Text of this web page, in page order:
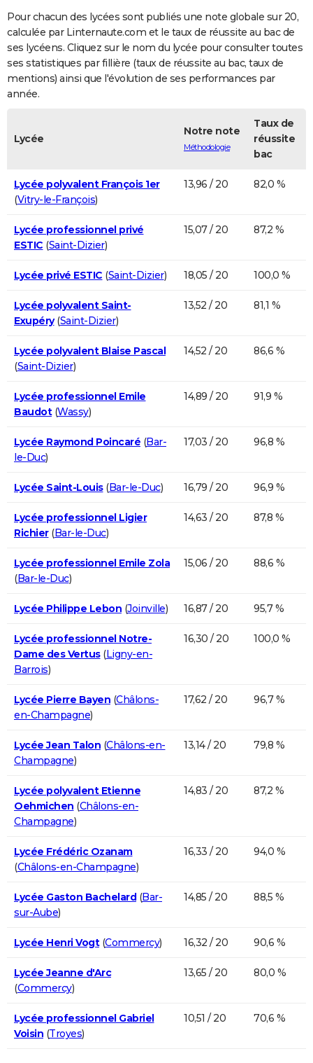
S'inscrire
Se connecter
Lycées
Collèges
Primaires
Universités
Entreprises
Service militaire
Avis de recherche
AVIS DE DÉCÈS
FORUM
Bricolage
Lifestyle
Culture
Sport
Auto
Television
Voyage
Cinema
Pour chacun des lycées sont publiés une note globale sur 20,
calculée par Linternaute.com et le taux de réussite au bac de
ses lycéens. Cliquez sur le nom du lycée pour consulter toutes
ses statistiques par fillière (taux de réussite au bac, taux de
mentions) ainsi que l'évolution de ses performances par
année.
Lycée
Notre note
Méthodologie
Taux de
réussite
bac
Lycée polyvalent François 1er
(Vitry-le-François)
13,96 / 20 82,0 %
Lycée professionnel privé
ESTIC (Saint-Dizier)
15,07 / 20 87,2 %
Lycée privé ESTIC (Saint-Dizier) 18,05 / 20 100,0 %
Lycée polyvalent Saint-
Exupéry(Saint-Dizier)
13,52 / 20 81,1 %
Lycée polyvalent Blaise Pascal
(Saint-Dizier)
14,52 / 20 86,6 %
Lycée professionnel Emile
Baudot(Wassy)
14,89 / 20 91,9 %
Lycée Raymond Poincaré (Bar-
le-Duc)
17,03 / 20 96,8 %
Lycée Saint-Louis(Bar-le-Duc) 16,79 / 20 96,9 %
Lycée professionnel Ligier
Richier(Bar-le-Duc)
14,63 / 20 87,8 %
Lycée professionnel Emile Zola
(Bar-le-Duc)
15,06 / 20 88,6 %
Lycée Philippe Lebon (Joinville) 16,87 / 20 95,7 %
Lycée professionnel Notre-
Dame des Vertus(Ligny-en-
Barrois)
16,30 / 20 100,0 %
Lycée Pierre Bayen (Châlons-
en-Champagne)
17,62 / 20 96,7 %
Lycée Jean Talon (Châlons-en-
Champagne)
13,14 / 20 79,8 %
Lycée polyvalent Etienne
Oehmichen (Châlons-en-
Champagne)
14,83 / 20 87,2 %
Lycée Frédéric Ozanam
(Châlons-en-Champagne)
16,33 / 20 94,0 %
Lycée Gaston Bachelard(Bar-
sur-Aube)
14,85 / 20 88,5 %
Lycée Henri Vogt(Commercy) 16,32 / 20 90,6 %
Lycée Jeanne d'Arc
(Commercy)
13,65 / 20 80,0 %
Lycée professionnel Gabriel
Voisin (Troyes)
10,51 / 20 70,6 %